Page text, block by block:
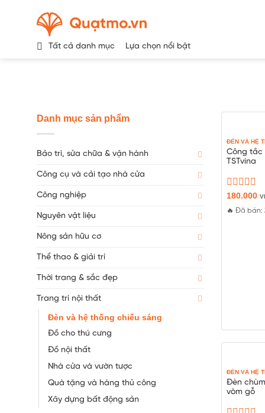
Tất cả danh mục Lựa chọn nổi bật
Danh mục sản phẩm
Bảo trì, sửa chữa & vận hành
Công cụ và cải tạo nhà cửa
Công nghiệp
Nguyên vật liệu
Nông sản hữu cơ
Thể thao & giải trí
Thời trang & sắc đẹp
Trang trí nội thất
Đèn và hệ thống chiếu sáng
Đồ cho thú cưng
Đồ nội thất
Nhà cửa và vườn tược
Quà tặng và hàng thủ công
Xây dựng bất động sản
ĐÈN VÀ HỆ
Công tắc
TSTvina
Được
xếp
hạng
180.000
🔥 Đã bán:
ĐÈN VÀ HỆ
Đèn
vòm gỗ